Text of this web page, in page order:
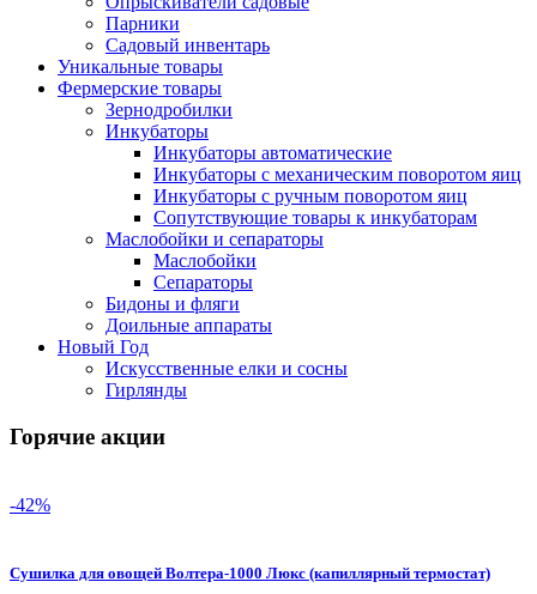
Парники
Садовый инвентарь
Уникальные товары
Фермерские товары
Зернодробилки
Инкубаторы
Инкубаторы автоматические
Инкубаторы с механическим поворотом яиц
Инкубаторы с ручным поворотом яиц
Сопутствующие товары к инкубаторам
Маслобойки и сепараторы
Маслобойки
Сепараторы
Бидоны и фляги
Доильные аппараты
Новый Год
Искусственные елки и сосны
Гирлянды
Горячие акции
-42%
Сушилка для овощей Волтера-1000 Люкс (капиллярный термостат)